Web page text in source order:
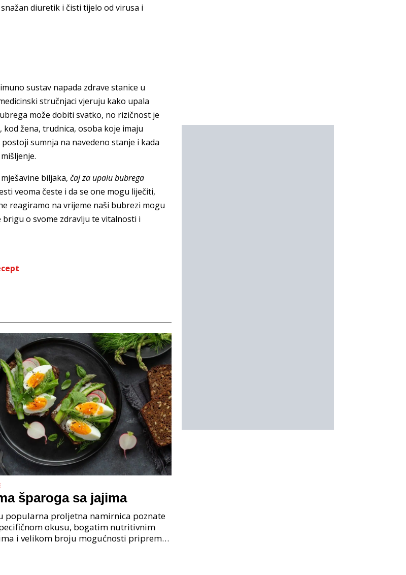
diuretik i čisti tijelo od virusa i
sustav napada zdrave stanice u
stručnjaci vjeruju kako upala
može dobiti svatko, no rizičnost je
žena, trudnica, osoba koje imaju
sumnja na navedeno stanje i kada
biljaka, čaj za upalu bubrega
veoma česte i da se one mogu liječiti,
reagiramo na vrijeme naši bubrezi mogu
o svome zdravlju te vitalnosti i
šparoga sa jajima
popularna proljetna namirnica poznate
okusu, bogatim nutritivnim
i velikom broju mogućnosti pripreme.